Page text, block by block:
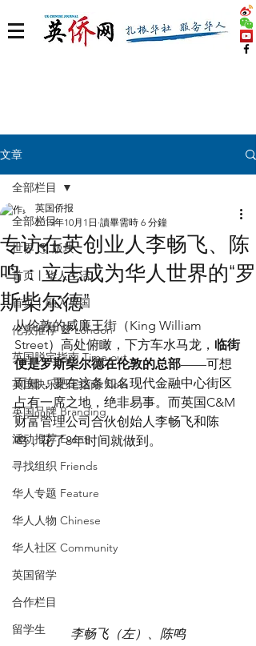
文章
全部栏目
世界 🌎 版块
首页丨华人生活
首页丨融入英国
伦敦推荐 🎡 London
英国脱宅指南 Time out
英国快乐肥宅指南 Cola
英国品牌 Branding
活动推荐 Event
寻找组织 Friends
华人专题 Feature
华人人物 Chinese
华人社区 Community
英国留学
合作栏目
留学生
全部栏目
专访在英创业人李畅飞、陈
鸣：立志成为华人世界的“罗
斯柴尔德”
英国侨报
2019年10月1日 讀畢需時 6 分鐘
从伦敦的威廉王街（King William
Street）高处俯瞰，下方车水马龙， 临街
便是罗斯柴尔德在伦敦的总部——可想
而知，要在这条知名现代金融中心街区
占有一席之地，绝非易事。而英国C&M
财富管理公司合伙创始人李畅飞和陈
鸣，花了8年时间就做到。
李畅飞（左）、陈鸣